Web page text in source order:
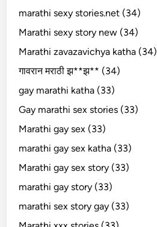
marathi sexy stories.net (34)
Marathi sexy story new (34)
Marathi zavazavichya katha (34)
गावरान मराठी झ**झ** (34)
gay marathi katha (33)
Gay marathi sex stories (33)
Marathi gay sex (33)
marathi gay sex katha (33)
Marathi gay sex story (33)
marathi gay story (33)
marathi sex story gay (33)